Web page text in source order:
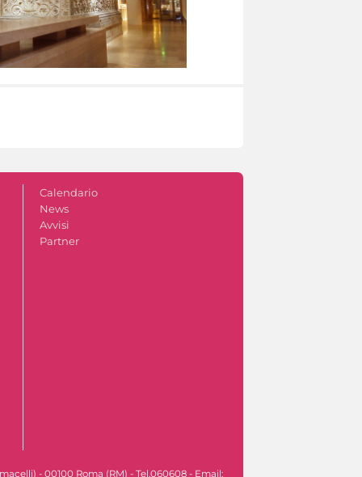
Calendario
News
Avvisi
Partner
- 00100 Roma (RM) - Tel.060608 - Email: